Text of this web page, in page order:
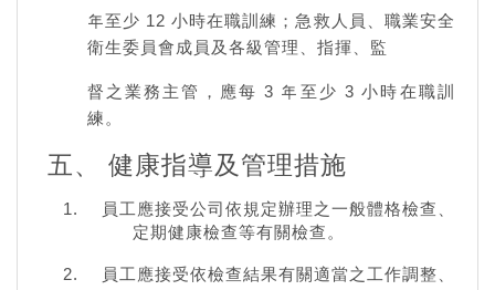
年至少 12 小時在職訓練；急救人員、職業安全
衛生委員會成員及各級管理、指揮、監
督之業務主管，應每 3 年至少 3 小時在職訓
練。
五、 健康指導及管理措施
員工應接受公司依規定辦理之一般體格檢查、
定期健康檢查等有關檢查。
員工應接受依檢查結果有關適當之工作調整、